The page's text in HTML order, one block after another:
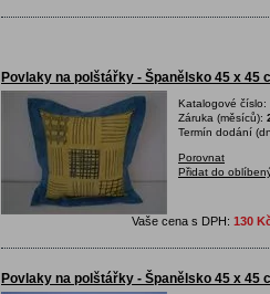
Povlaky na polštářky - Španělsko 45 x 45
Katalogové číslo:
Záruka (měsíců):
Termín dodání
Porovnat
Přidat do
Vaše cena s DPH: 130
Povlaky na polštářky - Španělsko 45 x 45